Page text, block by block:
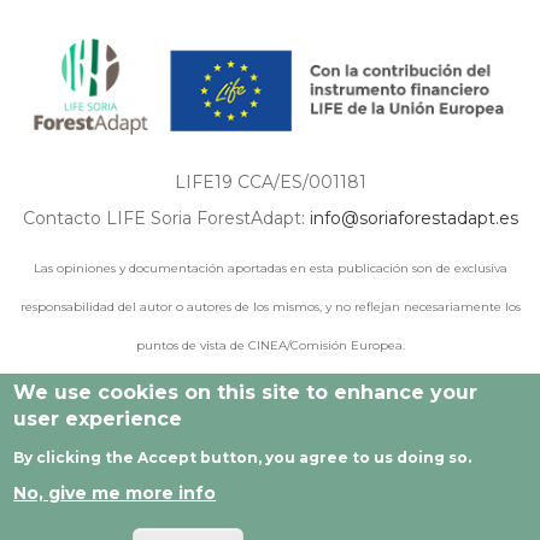
LIFE19 CCA/ES/001181
Contacto LIFE Soria ForestAdapt: info@soriaforestadapt.es
Las opiniones y documentación aportadas en esta publicación son de exclusiva
responsabilidad del autor o autores de los mismos, y no reflejan necesariamente los
puntos de vista de CINEA/Comisión Europea.
We use cookies on this site to enhance your
user experience
By clicking the Accept button, you agree to us doing so.
No, give me more info